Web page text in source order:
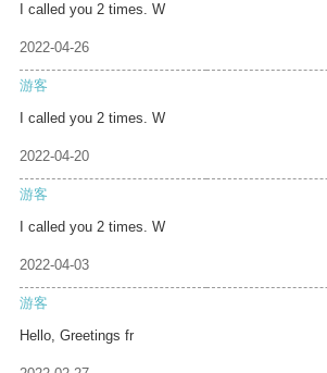
I called you 2 times. W
2022-04-26
游客
I called you 2 times. W
2022-04-20
游客
I called you 2 times. W
2022-04-03
游客
Hello, Greetings fr